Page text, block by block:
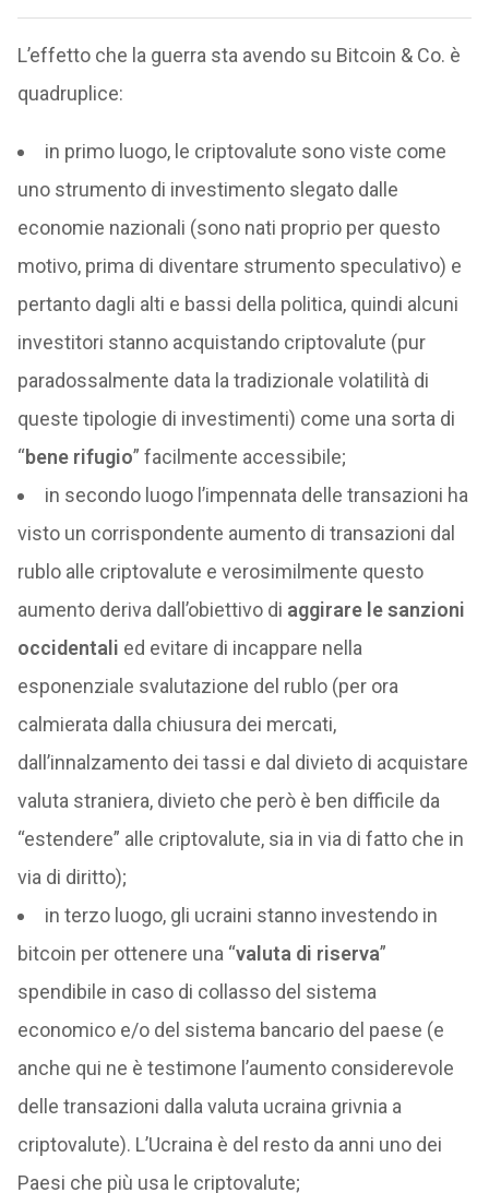
L’effetto che la guerra sta avendo su Bitcoin & Co. è
quadruplice:
in primo luogo, le criptovalute sono viste come
uno strumento di investimento slegato dalle
economie nazionali (sono nati proprio per questo
motivo, prima di diventare strumento speculativo) e
pertanto dagli alti e bassi della politica, quindi alcuni
investitori stanno acquistando criptovalute (pur
paradossalmente data la tradizionale volatilità di
queste tipologie di investimenti) come una sorta di
“bene rifugio” facilmente accessibile;
in secondo luogo l’impennata delle transazioni ha
visto un corrispondente aumento di transazioni dal
rublo alle criptovalute e verosimilmente questo
aumento deriva dall’obiettivo di aggirare le sanzioni
occidentali ed evitare di incappare nella
esponenziale svalutazione del rublo (per ora
calmierata dalla chiusura dei mercati,
dall’innalzamento dei tassi e dal divieto di acquistare
valuta straniera, divieto che però è ben difficile da
“estendere” alle criptovalute, sia in via di fatto che in
via di diritto);
in terzo luogo, gli ucraini stanno investendo in
bitcoin per ottenere una “valuta di riserva”
spendibile in caso di collasso del sistema
economico e/o del sistema bancario del paese (e
anche qui ne è testimone l’aumento considerevole
delle transazioni dalla valuta ucraina grivnia a
criptovalute). L’Ucraina è del resto da anni uno dei
Paesi che più usa le criptovalute;